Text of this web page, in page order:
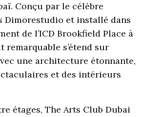
Conçu par le célèbre
Dimorestudio et installé dans
de l’ICD Brookfield Place à
remarquable s’étend sur
une architecture étonnante,
et des intérieurs
étages, The Arts Club Dubai